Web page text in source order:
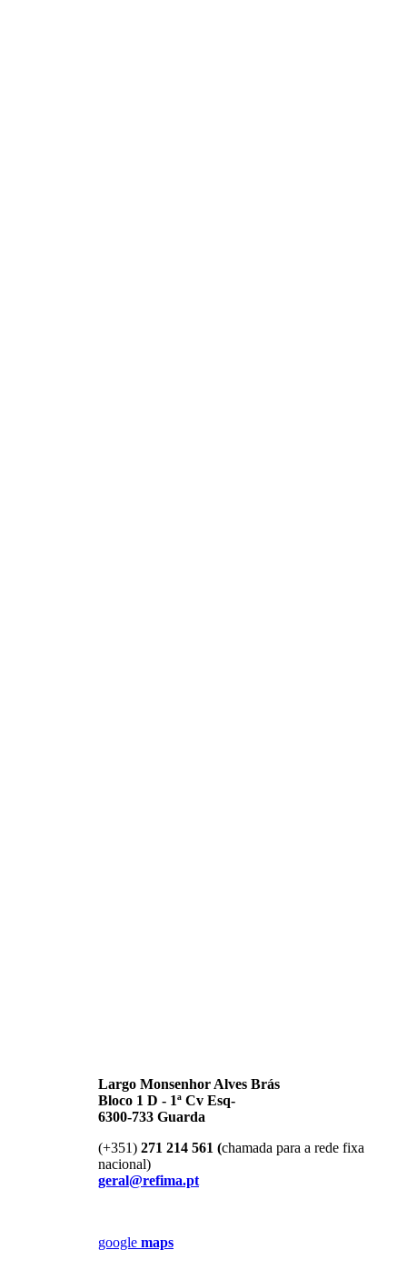
Largo Monsenhor Alves Brás
Bloco 1 D - 1ª Cv Esq-
6300-733 Guarda
(+351) 271 214 561 (chamada para a rede fixa
nacional)
geral@refima.pt
google maps